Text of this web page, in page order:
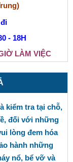
- 18H
LÀM VIỆC
kiểm tra tại chỗ,
đối với những
lòng đem hóa
hành những
nổ, bể vỡ và